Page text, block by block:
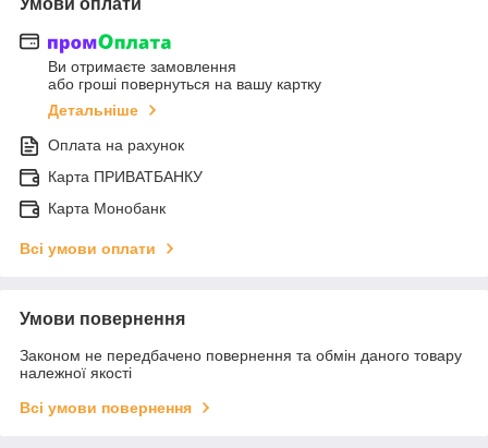
Ви отримаєте замовлення
або гроші повернуться на вашу картку
Детальніше
Оплата на рахунок
Карта ПРИВАТБАНКУ
Карта Монобанк
Всі умови оплати
Умови повернення
Законом не передбачено повернення та обмін даного товару
належної якості
Всі умови повернення